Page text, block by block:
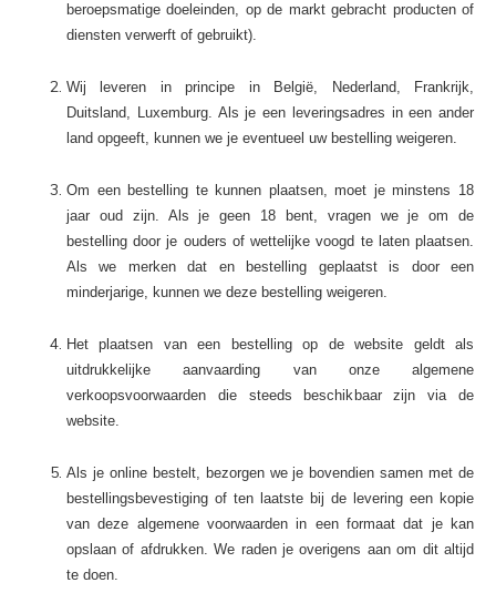
beroepsmatige doeleinden, op de markt gebracht producten of
diensten verwerft of gebruikt).
Wij leveren in principe in België, Nederland, Frankrijk,
Duitsland, Luxemburg. Als je een leveringsadres in een ander
land opgeeft, kunnen we je eventueel uw bestelling weigeren.
Om een bestelling te kunnen plaatsen, moet je minstens 18
jaar oud zijn. Als je geen 18 bent, vragen we je om de
bestelling door je ouders of wettelijke voogd te laten plaatsen.
Als we merken dat en bestelling geplaatst is door een
minderjarige, kunnen we deze bestelling weigeren.
Het plaatsen van een bestelling op de website geldt als
uitdrukkelijke aanvaarding van onze algemene
verkoopsvoorwaarden die steeds beschikbaar zijn via de
website.
Als je online bestelt, bezorgen we je bovendien samen met de
bestellingsbevestiging of ten laatste bij de levering een kopie
van deze algemene voorwaarden in een formaat dat je kan
opslaan of afdrukken. We raden je overigens aan om dit altijd
te doen.